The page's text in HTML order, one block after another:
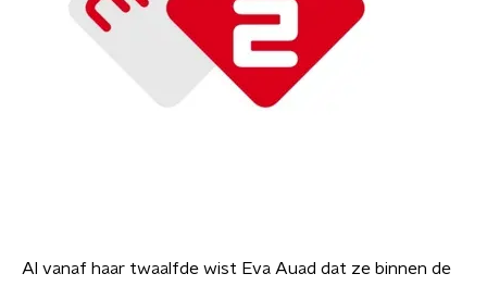
Al vanaf haar twaalfde wist Eva Auad dat ze binnen de